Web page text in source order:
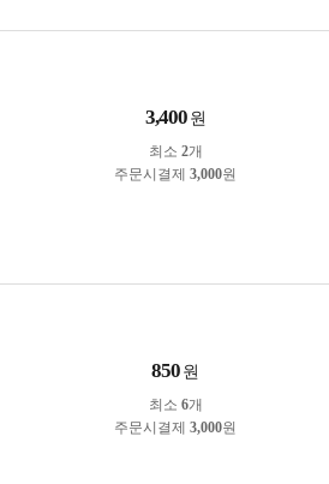
3,400 원
최소 2개
주문시결제 3,000원
850 원
최소 6개
주문시결제 3,000원